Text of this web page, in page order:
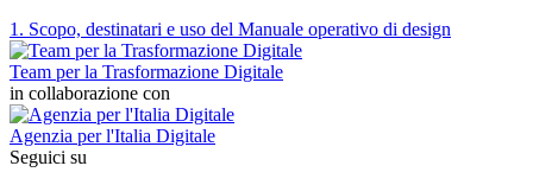
1. Scopo, destinatari e uso del Manuale operativo di design
Team per la Trasformazione Digitale
in collaborazione con
Agenzia per l'Italia Digitale
Seguici su